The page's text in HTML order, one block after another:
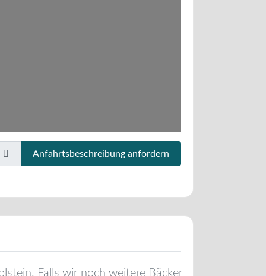
Anfahrtsbeschreibung anfordern
. Falls wir noch weitere Bäcker